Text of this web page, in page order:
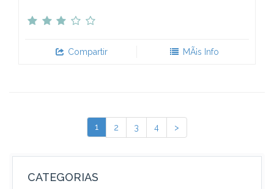
Compartir MÃ¡s Info
1 2 3 4 >
CATEGORIAS